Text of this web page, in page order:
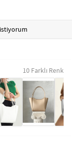
10 Farklı Renk